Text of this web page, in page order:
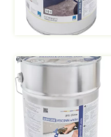
Afbeelding